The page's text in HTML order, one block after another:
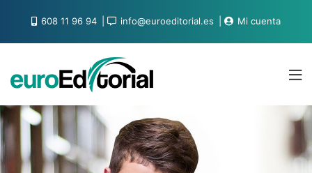
608 11 96 94 info@euroeditorial.es Mi cuenta